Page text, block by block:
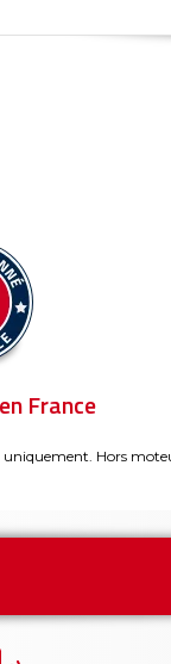
France
Hors